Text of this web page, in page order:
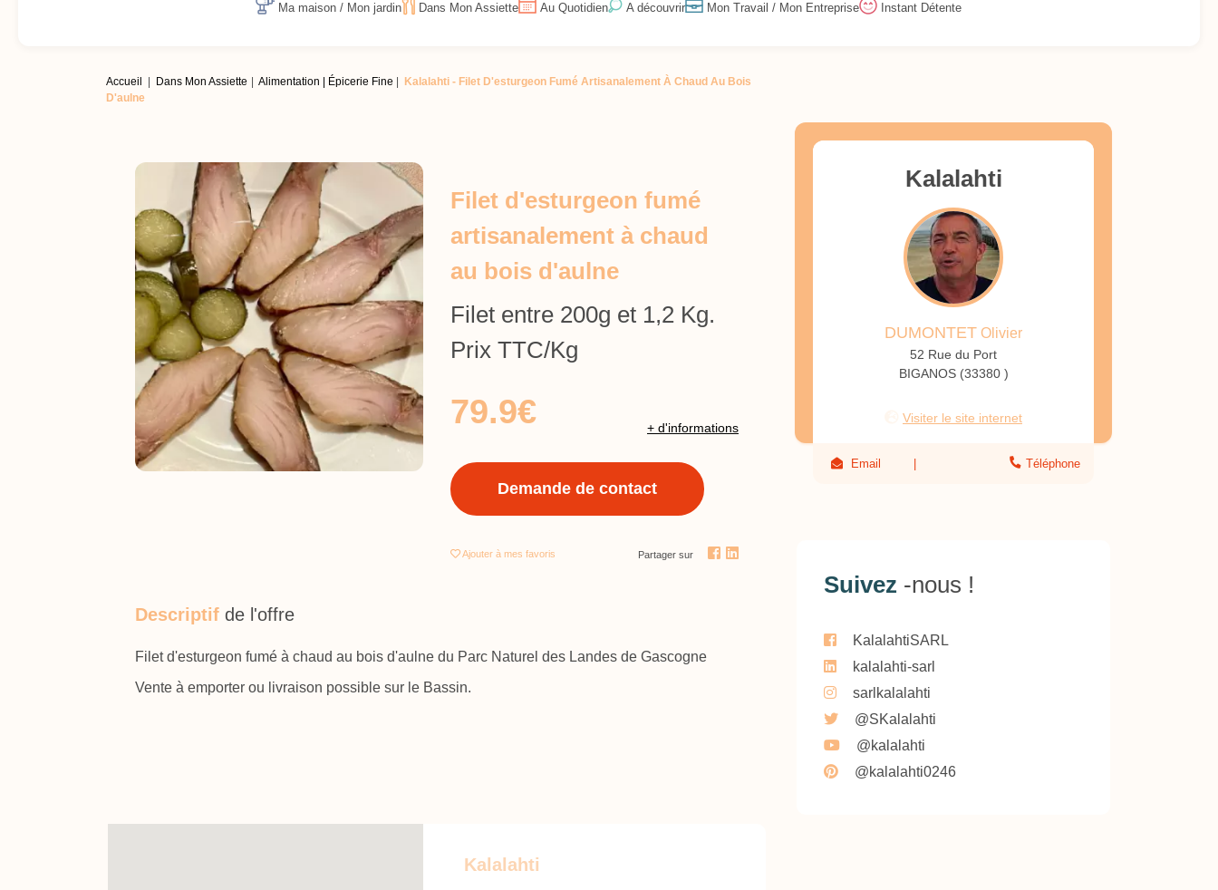
Ma maison / Mon jardin Dans Mon Assiette Au Quotidien A découvrir Mon Travail / Mon Entreprise Instant Détente
Accueil Dans Mon Assiette Alimentation | Épicerie Fine Kalalahti - Filet D'esturgeon Fumé Artisanalement À Chaud Au Bois
D'aulne
Filet d'esturgeon fumé
artisanalement à chaud
au bois d'aulne
Filet entre 200g et 1,2 Kg.
Prix TTC/Kg
79.9€ + d'informations
Demande de contact
Ajouter à mes favoris Partager sur
Descriptif de l'offre
Filet d'esturgeon fumé à chaud au bois d'aulne du Parc Naturel des Landes de Gascogne
Vente à emporter ou livraison possible sur le Bassin.
Kalalahti
Kalalahti
DUMONTET Olivier
52 Rue du Port
BIGANOS (33380 )
Visiter le site internet
Email Téléphone
Suivez -nous !
KalalahtiSARL
kalalahti-sarl
sarlkalalahti
@SKalalahti
@kalalahti
@kalalahti0246